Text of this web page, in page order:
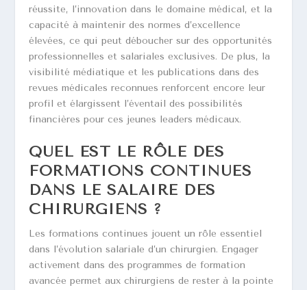
réussite, l’innovation dans le domaine médical, et la
capacité à maintenir des normes d’excellence
élevées, ce qui peut déboucher sur des opportunités
professionnelles et salariales exclusives. De plus, la
visibilité médiatique et les publications dans des
revues médicales reconnues renforcent encore leur
profil et élargissent l’éventail des possibilités
financières pour ces jeunes leaders médicaux.
QUEL EST LE RÔLE DES
FORMATIONS CONTINUES
DANS LE SALAIRE DES
CHIRURGIENS ?
Les formations continues jouent un rôle essentiel
dans l’évolution salariale d’un chirurgien. Engager
activement dans des programmes de formation
avancée permet aux chirurgiens de rester à la pointe